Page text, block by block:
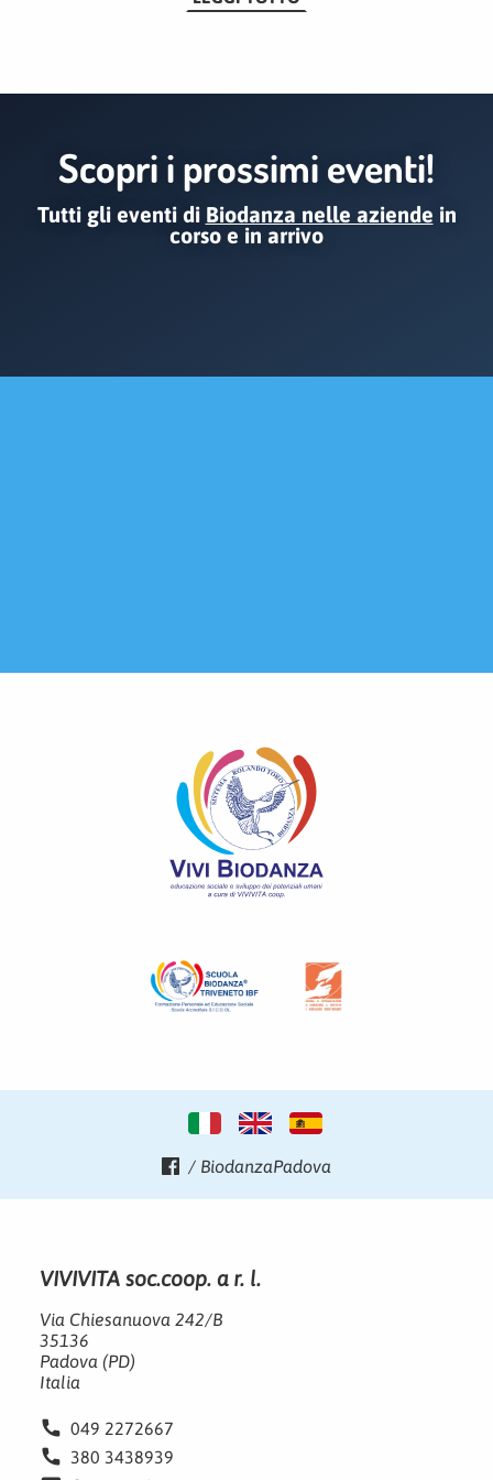
Scopri i prossimi eventi!
Tutti gli eventi di Biodanza nelle aziende in
corso e in arrivo
/ BiodanzaPadova
VIVIVITA soc.coop. a r. l.
Via Chiesanuova 242/B
35136
Padova (PD)
Italia
phone 049 2272667
phone 380 3438939